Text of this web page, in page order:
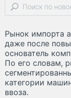
Рынок импорта
даже после
основатель
По его словам,
категории
ввоза.